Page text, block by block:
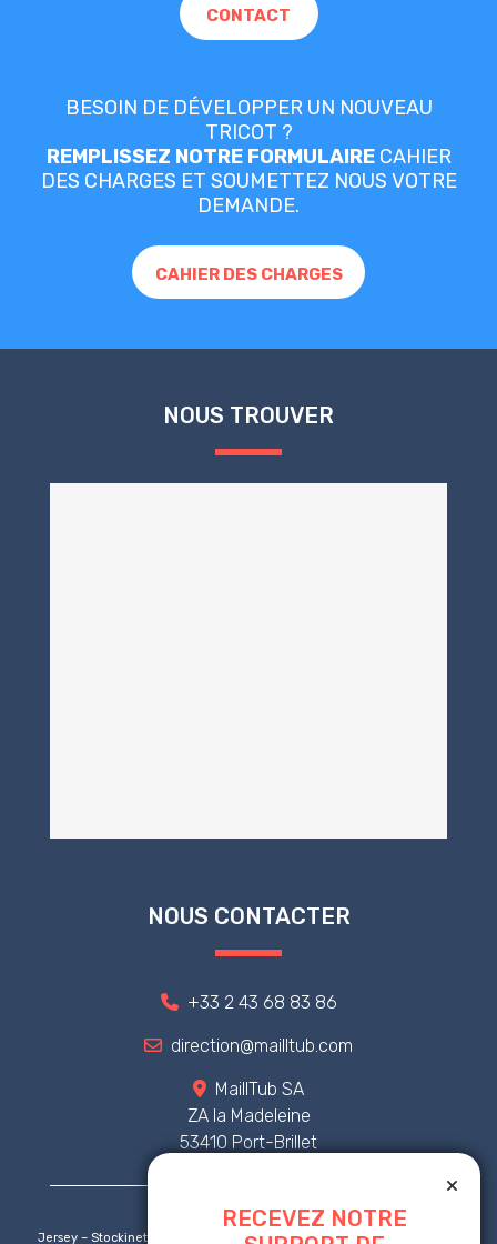
CONTACT
BESOIN DE DÉVELOPPER UN NOUVEAU
TRICOT ?
REMPLISSEZ NOTRE FORMULAIRECAHIER
DES CHARGES ET SOUMETTEZ NOUS VOTRE
DEMANDE.
CAHIER DES CHARGES
NOUS TROUVER
NOUS CONTACTER
+33 2 43 68 83 86
direction@mailltub.com
MaillTub SA
ZA la Madeleine
53410 Port-Brillet
Jersey – Stockinette – Tricot tubulaire – Tricot circulaire – Orthopédie –
RECEVEZ NOTRE